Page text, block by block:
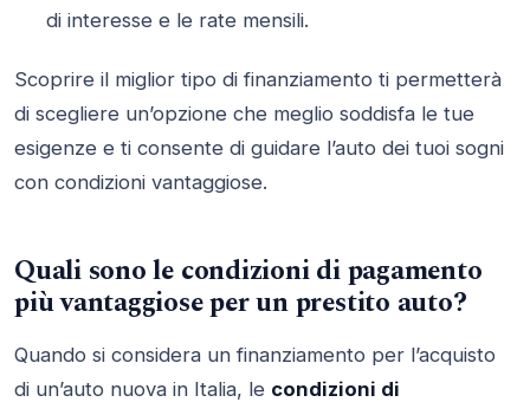
di interesse e le rate mensili.
Scoprire il miglior tipo di finanziamento ti permetterà
di scegliere un’opzione che meglio soddisfa le tue
esigenze e ti consente di guidare l’auto dei tuoi sogni
con condizioni vantaggiose.
Quali sono le condizioni di pagamento
più vantaggiose per un prestito auto?
Quando si considera un finanziamento per l’acquisto
di un’auto nuova in Italia, le condizioni di